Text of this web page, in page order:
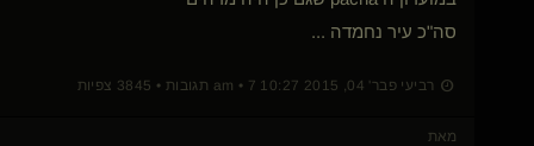
סה"כ עיר נחמדה ...
רביעי פבר' 04, 2015 10:27 am • 7 תגובות • 3845 צפיות
מאת